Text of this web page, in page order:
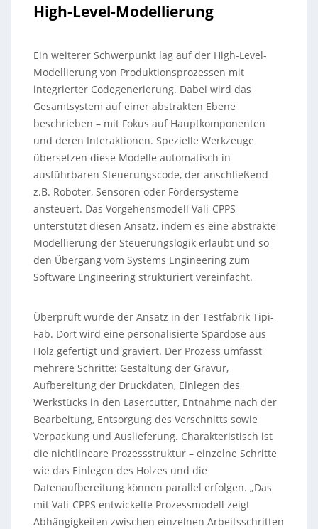
High-Level-Modellierung
Ein weiterer Schwerpunkt lag auf der High-Level-
Modellierung von Produktionsprozessen mit
integrierter Codegenerierung. Dabei wird das
Gesamtsystem auf einer abstrakten Ebene
beschrieben – mit Fokus auf Hauptkomponenten
und deren Interaktionen. Spezielle Werkzeuge
übersetzen diese Modelle automatisch in
ausführbaren Steuerungscode, der anschließend
z.B. Roboter, Sensoren oder Fördersysteme
ansteuert. Das Vorgehensmodell Vali-CPPS
unterstützt diesen Ansatz, indem es eine abstrakte
Modellierung der Steuerungslogik erlaubt und so
den Übergang vom Systems Engineering zum
Software Engineering strukturiert vereinfacht.
Überprüft wurde der Ansatz in der Testfabrik Tipi-
Fab. Dort wird eine personalisierte Spardose aus
Holz gefertigt und graviert. Der Prozess umfasst
mehrere Schritte: Gestaltung der Gravur,
Aufbereitung der Druckdaten, Einlegen des
Werkstücks in den Lasercutter, Entnahme nach der
Bearbeitung, Entsorgung des Verschnitts sowie
Verpackung und Auslieferung. Charakteristisch ist
die nichtlineare Prozessstruktur – einzelne Schritte
wie das Einlegen des Holzes und die
Datenaufbereitung können parallel erfolgen. „Das
mit Vali-CPPS entwickelte Prozessmodell zeigt
Abhängigkeiten zwischen einzelnen Arbeitsschritten